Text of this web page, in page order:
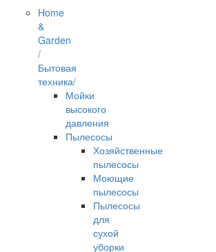
Home
&
Garden
/
Бытовая
техника/
Мойки
высокого
давления
Пылесосы
Хозяйственные
пылесосы
Моющие
пылесосы
Пылесосы
для
сухой
уборки